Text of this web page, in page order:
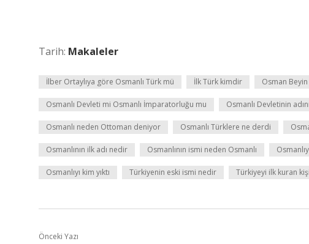
Tarih: Makaleler
İlber Ortaylıya göre Osmanlı Türk mü İlk Türk kimdir Osman
Osmanlı Devleti mi Osmanlı İmparatorluğu mu Osmanlı Devletinin
Osmanlı neden Ottoman deniyor Osmanlı Türklere ne derdi
Osmanlının ilk adı nedir Osmanlının ismi neden Osmanlı
Osmanlıyı kim yıktı Türkiyenin eski ismi nedir Türkiyeyi ilk kuran
Önceki Yazı